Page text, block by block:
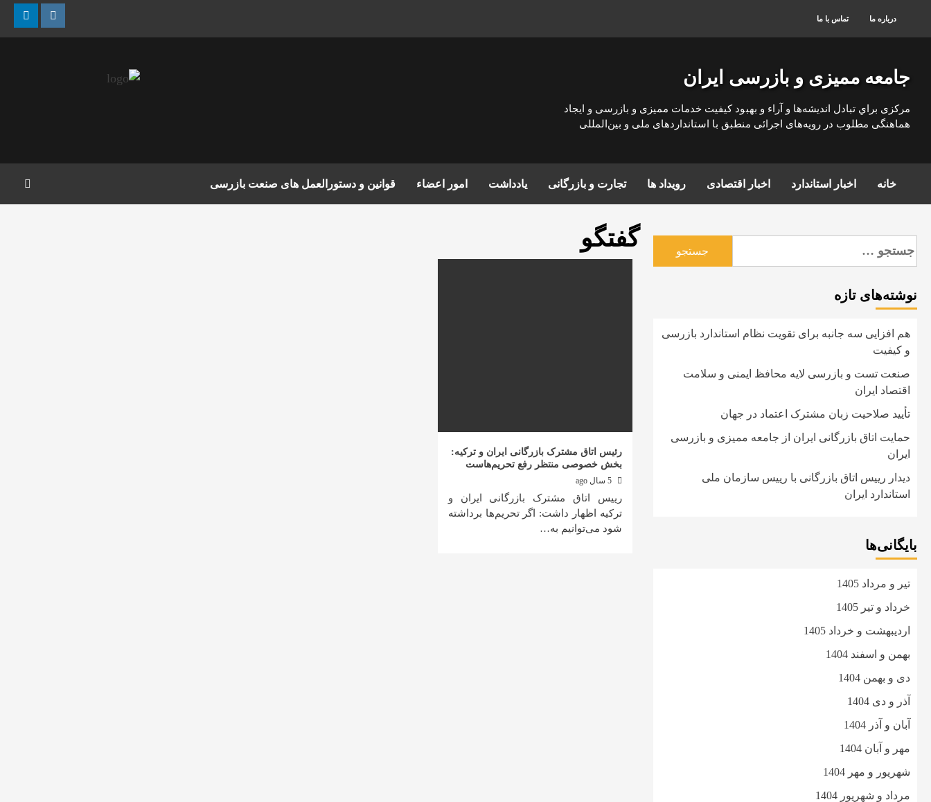
درباره ما تماس با ما Instagram
جامعه ممیزی و بازرسی ایران
مركزی براي تبادل انديشه‌ها و آراء و بهبود كيفيت خدمات مميزی و بازرسی و ايجاد
هماهنگی مطلوب در رويه‌های اجرائی منطبق با استانداردهای ملی و بين‌المللی
خانه اخبار استاندارد اخبار اقتصادی رویداد ها تجارت و بازرگانی یادداشت امور اعضاء قوانین و دستورالعمل های صنعت بازرسی
گفتگو
رئیس اتاق مشترک بازرگانی ایران و ترکیه:
بخش خصوصی منتظر رفع تحریم‌هاست
5 سال ago
رییس اتاق مشترک بازرگانی ایران و
ترکیه اظهار داشت: اگر تحریم‌ها برداشته
شود می‌توانیم به…
جستجو
برای:
نوشته‌های تازه
هم افزایی سه جانبه برای تقویت نظام استاندارد بازرسی
و کیفیت
صنعت تست و بازرسی لایه محافظ ایمنی و سلامت
اقتصاد ایران
تأیید صلاحیت زبان مشترک اعتماد در جهان
حمایت اتاق بازرگانی ایران از جامعه ممیزی و بازرسی
ایران
دیدار رییس اتاق بازرگانی با رییس سازمان ملی
استاندارد ایران
بایگانی‌ها
تیر و مرداد 1405
خرداد و تیر 1405
اردیبهشت و خرداد 1405
بهمن و اسفند 1404
دی و بهمن 1404
آذر و دی 1404
آبان و آذر 1404
مهر و آبان 1404
شهریور و مهر 1404
مرداد و شهریور 1404